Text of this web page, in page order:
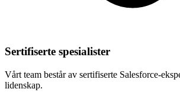
Sertifiserte spesialister
Vårt team består av sertifiserte Salesforce-
lidenskap.